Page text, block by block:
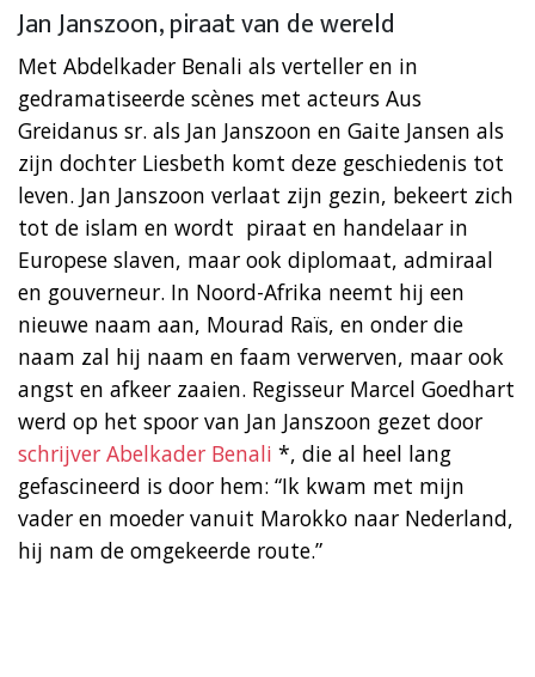
Jan Janszoon, piraat van de wereld
Met Abdelkader Benali als verteller en in
gedramatiseerde scènes met acteurs Aus
Greidanus sr. als Jan Janszoon en Gaite Jansen als
zijn dochter Liesbeth komt deze geschiedenis tot
leven. Jan Janszoon verlaat zijn gezin, bekeert zich
tot de islam en wordt piraat en handelaar in
Europese slaven, maar ook diplomaat, admiraal
en gouverneur. In Noord-Afrika neemt hij een
nieuwe naam aan, Mourad Raïs, en onder die
naam zal hij naam en faam verwerven, maar ook
angst en afkeer zaaien. Regisseur Marcel Goedhart
werd op het spoor van Jan Janszoon gezet door
schrijver Abelkader Benali *, die al heel lang
gefascineerd is door hem: “Ik kwam met mijn
vader en moeder vanuit Marokko naar Nederland,
hij nam de omgekeerde route.”